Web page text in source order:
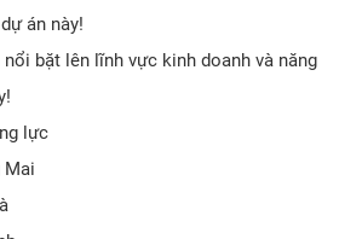
án này!
bặt lên lĩnh vực kinh doanh và năng
lực
Mai